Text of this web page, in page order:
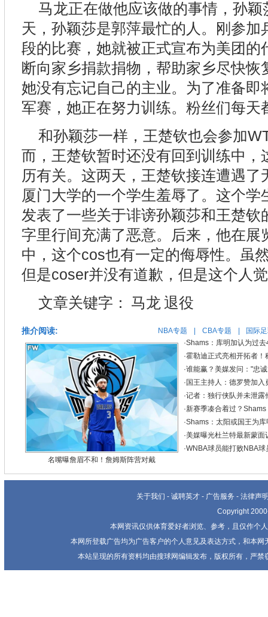
马龙正在做他应该做的事情，孙
天，孙颖莎是郭萍最忙的人。刚参加
段的比赛，她就被正式宣布为美团的
断向家乡捐款捐物，帮助家乡尽快恢
她没有忘记自己的主业。为了准备即
军赛，她正在努力训练。粉丝们每天
和孙颖莎一样，王楚钦也会参加
而，王楚钦暂时还没有回到训练中，
历有关。这两天，王楚钦接连遭遇了
厦门大学的一个学生羞辱了。这个学
发表了一些关于诽谤孙颖莎和王楚钦
字里行间充满了恶意。后来，他在展
中，这个cos也有一定的侮辱性。虽
但是coser并没有道歉，但是这个人
文章关键字：
马龙 退役
推介阅读: NBA专题 CBA专题 国际
名嘴曝詹眉不和！詹姆斯阵营对戴
·Shams：库明加认为过
·霍勒迪正式亮相开拓者！
·谁能赢？美媒发问："忠
· 国王主持人：德罗赞加
·记者：独行侠队并未泄露
·新赛季凑合着过？
·Shams：太阳或国王为
·美媒曝光杜兰特最新蒙面
·WNBA球员能打败NBA
关于我们 - 诚聘英才 - 广告服务 - 法律声
Copyright
本网资讯仅供体育爱好者浏览、参考，且仅作个
本网所登载广告均为广告客户的个人意见及表达方式，和本
本站呈现的所有资料均由搜球网编辑发布，版权所有，严